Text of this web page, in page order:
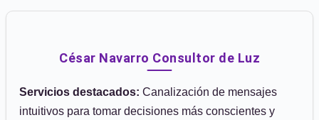
César Navarro Consultor de Luz
Servicios destacados: Canalización de mensajes
intuitivos para tomar decisiones más conscientes y